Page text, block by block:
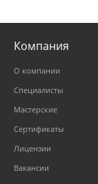
Компания
О компании
Специалисты
Мастерские
Сертификаты
Лицензии
Вакансии